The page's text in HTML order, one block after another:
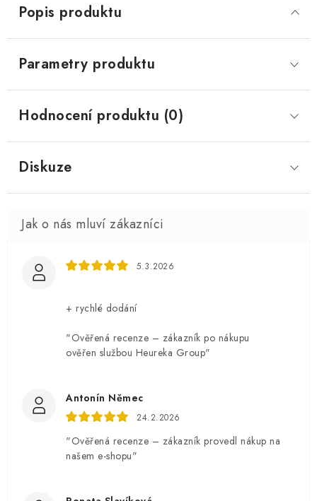
Popis produktu
Parametry produktu
Hodnocení produktu (0)
Diskuze
5.3.2026
+ rychlé dodání
"Ověřená recenze – zákazník po nákupu
ověřen službou Heureka Group"
Antonín Němec
24.2.2026
"Ověřená recenze – zákazník provedl nákup na
našem e-shopu"